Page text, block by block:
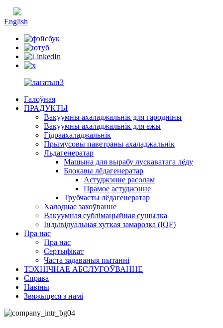
English
Галоўная
ПРАДУКТЫ
Вакуумны ахаладжальнік для гародніны
Вакуумны ахаладжальнік для ежы
Гідраахаладжальнік
Прымусовы паветраны ахаладжальнік
Льдагенератар
Машына для вырабу лускаватага лёду
Блокавы лёдагенератар
Астуджэнне расолам
Прамое астуджэнне
Трубчасты лёдагенератар
Халоднае захоўванне
Вакуумная сублімацыйная сушылка
Індывідуальная хуткая замарозка (IQF)
Пра нас
Пра нас
Сертыфікат
Часта задаваныя пытанні
ТЭХНІЧНАЕ АБСЛУГОЎВАННЕ
Справа
Навіны
Звяжыцеся з намі